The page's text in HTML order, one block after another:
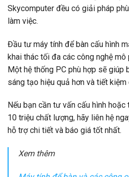
Skycomputer đều có giải pháp
làm việc.
Đầu tư máy tính để bàn cấu hình
khai thác tối đa các công nghệ mô
Một hệ thống PC phù hợp sẽ giúp
sáng tạo hiệu quả hơn và tiết kiệm
Nếu bạn cần tư vấn cấu hình
10 triệu chất lượng, hãy liên hệ
hỗ trợ chi tiết và báo giá tốt nhất.
Xem thêm